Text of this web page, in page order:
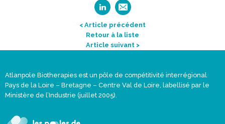
< Article précédent
Retour à la liste
Article suivant >
Atlanpole Biotherapies est un pôle de compétitivité interrégional
Pays de la Loire – Bretagne – Centre Val de Loire, labellisé par le
Ministère de l’Industrie (juillet 2005).